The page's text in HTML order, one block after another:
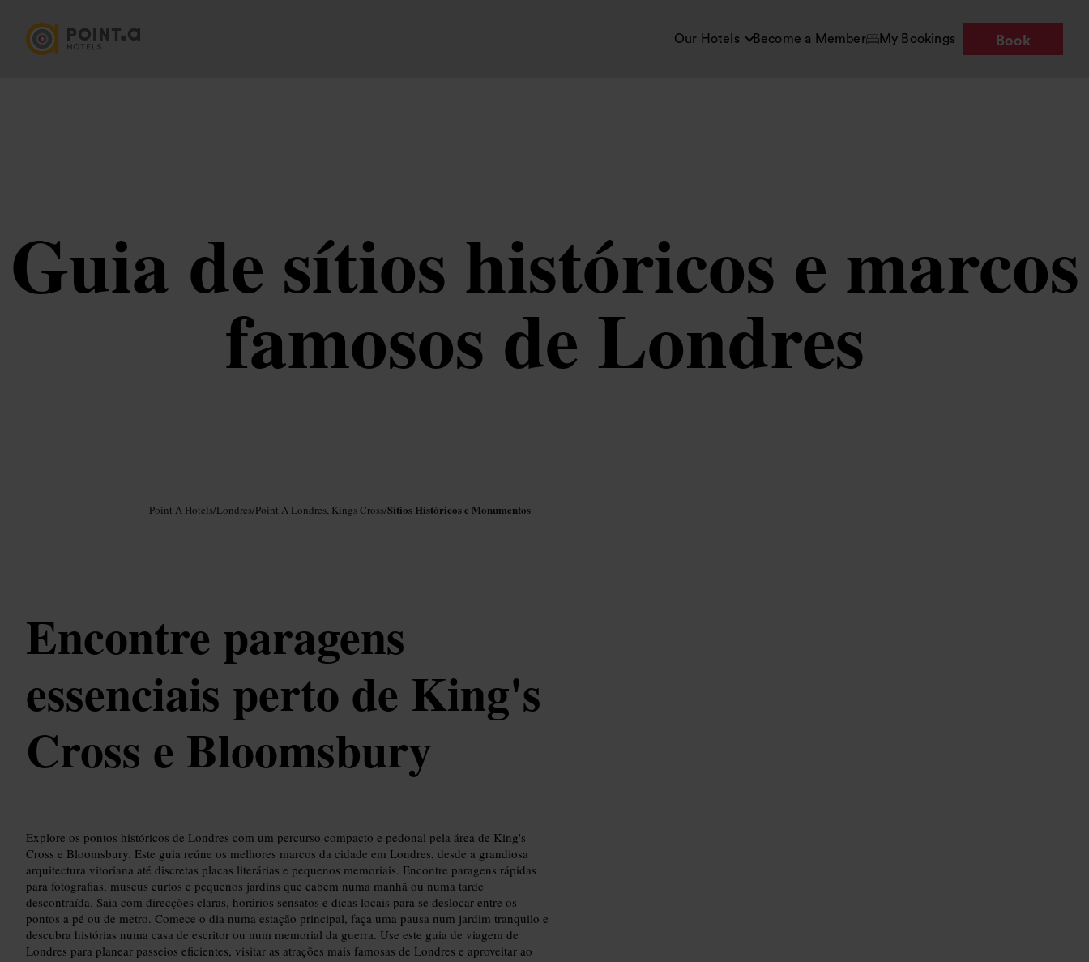
Our Hotels Become a Member My Bookings Book
Guia de sítios históricos e marcos
famosos de Londres
Point A Hotels/Londres/Point A Londres, Kings Cross/Sítios Históricos e Monumentos
Encontre paragens
essenciais perto de King's
Cross e Bloomsbury
Explore os pontos históricos de Londres com um percurso compacto e pedonal pela área de King's
Cross e Bloomsbury. Este guia reúne os melhores marcos da cidade em Londres, desde a grandiosa
arquitectura vitoriana até discretas placas literárias e pequenos memoriais. Encontre paragens rápidas
para fotografias, museus curtos e pequenos jardins que cabem numa manhã ou numa tarde
descontraída. Saia com direcções claras, horários sensatos e dicas locais para se deslocar entre os
pontos a pé ou de metro. Comece o dia numa estação principal, faça uma pausa num jardim tranquilo e
descubra histórias numa casa de escritor ou num memorial da guerra. Use este guia de viagem de
Londres para planear passeios eficientes, visitar as atrações mais famosas de Londres e aproveitar ao